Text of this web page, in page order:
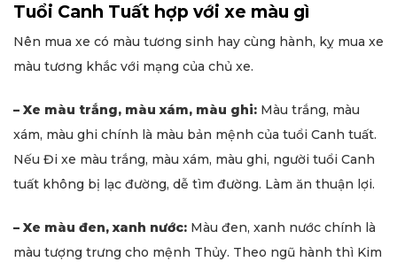
Tuổi Canh Tuất hợp với xe màu gì
Nên mua xe có màu tương sinh hay cùng hành, kỵ mua xe
màu tương khắc với mạng của chủ xe.
– Xe màu trắng, màu xám, màu ghi: Màu trắng, màu
xám, màu ghi chính là màu bản mệnh của tuổi Canh tuất.
Nếu Đi xe màu trắng, màu xám, màu ghi, người tuổi Canh
tuất không bị lạc đường, dễ tìm đường. Làm ăn thuận lợi.
– Xe màu đen, xanh nước: Màu đen, xanh nước chính là
màu tượng trưng cho mệnh Thủy. Theo ngũ hành thì Kim